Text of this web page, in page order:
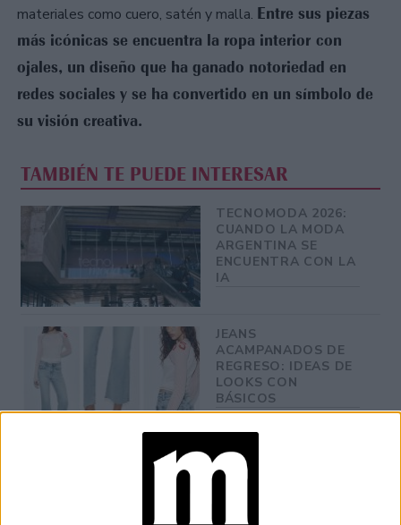
materiales como cuero, satén y malla. Entre sus piezas
más icónicas se encuentra la ropa interior con
ojales, un diseño que ha ganado notoriedad en
redes sociales y se ha convertido en un símbolo de
su visión creativa.
TAMBIÉN TE PUEDE INTERESAR
TECNOMODA 2026:
CUANDO LA MODA
ARGENTINA SE
ENCUENTRA CON LA
IA
JEANS
ACAMPANADOS DE
REGRESO: IDEAS DE
LOOKS CON
BÁSICOS
LOOKS BÁSICOS
CON JEANS ANCHOS